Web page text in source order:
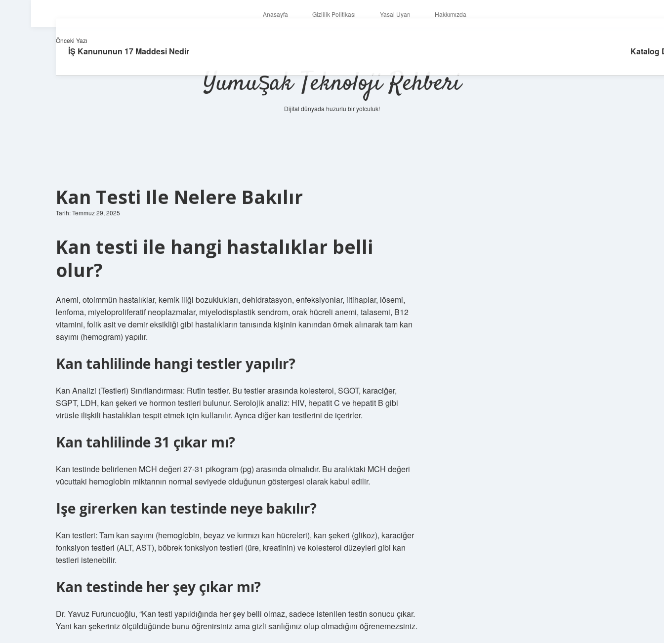
Anasayfa Gizlilik Politikası Yasal Uyarı Hakkımızda
Yumuşak Teknoloji Rehberi
Dijital dünyada huzurlu bir yolculuk!
Kan Testi Ile Nelere Bakılır
Tarih: Temmuz 29, 2025
Kan testi ile hangi hastalıklar belli
olur?
Anemi, otoimmün hastalıklar, kemik iliği bozuklukları, dehidratasyon, enfeksiyonlar, iltihaplar, lösemi,
lenfoma, miyeloproliferatif neoplazmalar, miyelodisplastik sendrom, orak hücreli anemi, talasemi, B12
vitamini, folik asit ve demir eksikliği gibi hastalıkların tanısında kişinin kanından örnek alınarak tam kan
sayımı (hemogram) yapılır.
Kan tahlilinde hangi testler yapılır?
Kan Analizi (Testleri) Sınıflandırması: Rutin testler. Bu testler arasında kolesterol, SGOT, karaciğer,
SGPT, LDH, kan şekeri ve hormon testleri bulunur. Serolojik analiz: HIV, hepatit C ve hepatit B gibi
virüsle ilişkili hastalıkları tespit etmek için kullanılır. Ayrıca diğer kan testlerini de içerirler.
Kan tahlilinde 31 çıkar mı?
Kan testinde belirlenen MCH değeri 27-31 pikogram (pg) arasında olmalıdır. Bu aralıktaki MCH değeri
vücuttaki hemoglobin miktarının normal seviyede olduğunun göstergesi olarak kabul edilir.
Işe girerken kan testinde neye bakılır?
Kan testleri: Tam kan sayımı (hemoglobin, beyaz ve kırmızı kan hücreleri), kan şekeri (glikoz), karaciğer
fonksiyon testleri (ALT, AST), böbrek fonksiyon testleri (üre, kreatinin) ve kolesterol düzeyleri gibi kan
testleri istenebilir.
Kan testinde her şey çıkar mı?
Dr. Yavuz Furuncuoğlu, “Kan testi yapıldığında her şey belli olmaz, sadece istenilen testin sonucu çıkar.
Yani kan şekeriniz ölçüldüğünde bunu öğrenirsiniz ama gizli sarılığınız olup olmadığını öğrenemezsiniz.
Önceki Yazı
İŞ Kanununun 17 Maddesi Nedir Katalog